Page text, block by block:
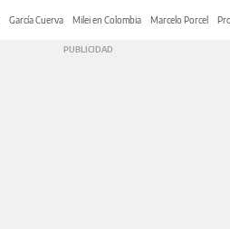
García Cuerva Milei en Colombia Marcelo Porcel